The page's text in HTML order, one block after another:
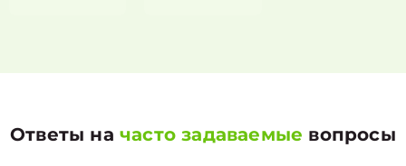
Ответы начасто задаваемые вопросы